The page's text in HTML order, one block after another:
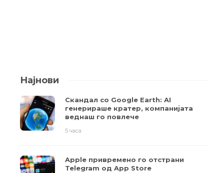
Најнови
Скандал со Google Earth: AI
генерираше кратер, компанијата
веднаш го повлече
5 часа
Apple привремено го отстрани
Telegram од App Store